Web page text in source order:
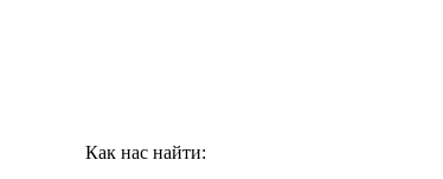
Как нас найти: